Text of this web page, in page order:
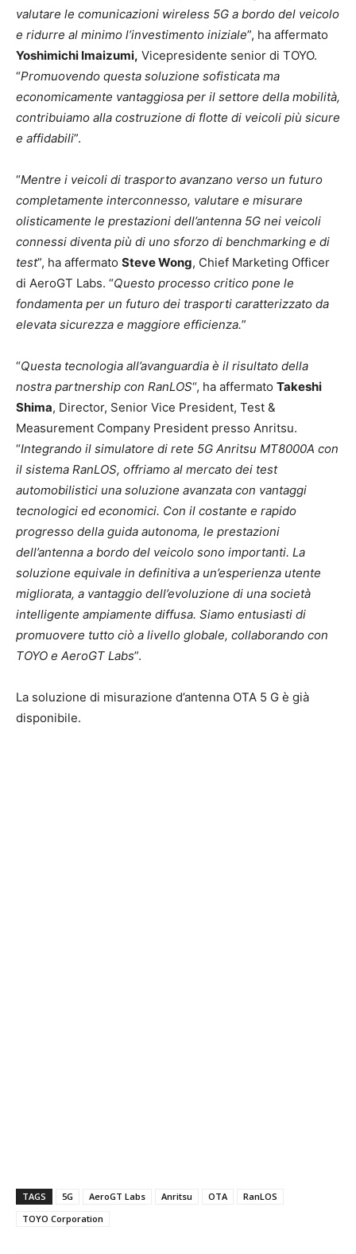
valutare le comunicazioni wireless 5G a bordo del veicolo
e ridurre al minimo l’investimento iniziale”, ha affermato
Yoshimichi Imaizumi, Vicepresidente senior di TOYO.
“Promuovendo questa soluzione sofisticata ma
economicamente vantaggiosa per il settore della mobilità,
contribuiamo alla costruzione di flotte di veicoli più sicure
e affidabili”.
“Mentre i veicoli di trasporto avanzano verso un futuro
completamente interconnesso, valutare e misurare
olisticamente le prestazioni dell’antenna 5G nei veicoli
connessi diventa più di uno sforzo di benchmarking e di
test”, ha affermato Steve Wong, Chief Marketing Officer
di AeroGT Labs. “Questo processo critico pone le
fondamenta per un futuro dei trasporti caratterizzato da
elevata sicurezza e maggiore efficienza.”
“Questa tecnologia all’avanguardia è il risultato della
nostra partnership con RanLOS“, ha affermato Takeshi
Shima, Director, Senior Vice President, Test &
Measurement Company President presso Anritsu.
“Integrando il simulatore di rete 5G Anritsu MT8000A con
il sistema RanLOS, offriamo al mercato dei test
automobilistici una soluzione avanzata con vantaggi
tecnologici ed economici. Con il costante e rapido
progresso della guida autonoma, le prestazioni
dell’antenna a bordo del veicolo sono importanti. La
soluzione equivale in definitiva a un’esperienza utente
migliorata, a vantaggio dell’evoluzione di una società
intelligente ampiamente diffusa. Siamo entusiasti di
promuovere tutto ciò a livello globale, collaborando con
TOYO e AeroGT Labs”.
La soluzione di misurazione d’antenna OTA 5 G è già
disponibile.
TAGS 5G AeroGT Labs Anritsu OTA
RanLOS
TOYO Corporation